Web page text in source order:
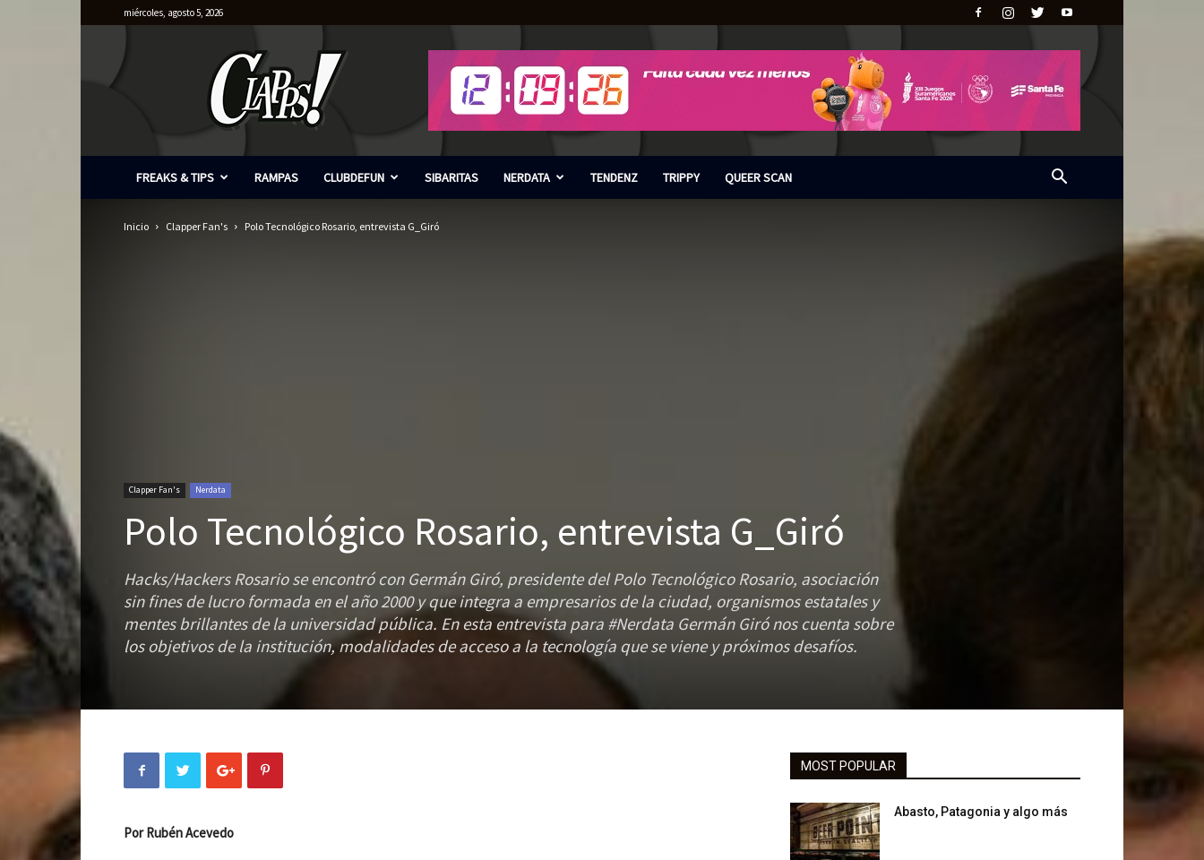
miércoles, agosto 5, 2026
FREAKS & TIPS RAMPAS CLUBDEFUN SIBARITAS NERDATA TENDENZ TRIPPY QUEER SCAN
Inicio Clapper Fan's Polo Tecnológico Rosario, entrevista G_Giró
Clapper Fan's Nerdata
Polo Tecnológico Rosario, entrevista G_Giró
Hacks/Hackers Rosario se encontró con Germán Giró, presidente del Polo Tecnológico Rosario, asociación
sin fines de lucro formada en el año 2000 y que integra a empresarios de la ciudad, organismos estatales y
mentes brillantes de la universidad pública. En esta entrevista para #Nerdata Germán Giró nos cuenta sobre
los objetivos de la institución, modalidades de acceso a la tecnología que se viene y próximos desafíos.
Por Rubén Acevedo
MOST POPULAR
Abasto, Patagonia y algo más